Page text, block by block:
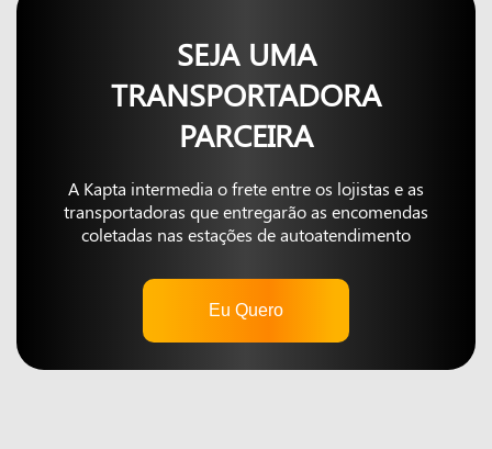
SEJA UMA
TRANSPORTADORA
PARCEIRA
A Kapta intermedia o frete entre os lojistas e as
transportadoras que entregarão as encomendas
coletadas nas estações de autoatendimento
Eu Quero